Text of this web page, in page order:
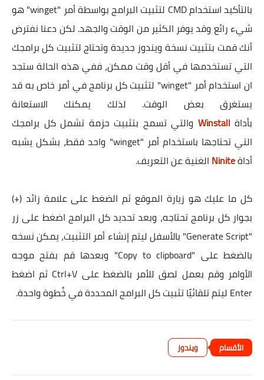
بالتأكيد استخدام CMD لتثبيت البرامج بواسطة أمر "winget" هو
شيء رائع وقد يوفر الكثير من الوقت والجهد. لكن دعنا نفترض
أنك قمت بتثبيت نسخة ويندوز جديدة وتحتاج لتثبيت كل برامجك
التي تستخدمها في أقل وقت ممكن، ففي هذه الحالة ستجد
ان استخدام أمر "winget" لتثبيت كل برنامج في أمر خاص به قد
يستغرق بعض الوقت. لذلك يمكنك الاستعانة
بأداةWinstall والتي تسمح بتثبيت حزمة تشمل كل برامجك
التي تحتاجها باستخدام أمر "winget" واحد فقط، بشكل يشبه
أداةNinite الغنية عن التعريف.
كل ما عليك هو زيارة الموقع ثم الضغط على علامة زائد (+)
بجوار كل برنامج تحتاجه، وبعد تحديد كل البرامج اضغط على زر
"Generate Script" بالأسفل ليتم إنشاء أمر التثبيت، يمكن نسخه
بالضغط على "Copy to clipboard" وبعدها قم بفتح موجه
الأوامر وقم بعمل لصق للأمر بالضغط على Ctrl+V ثم اضغط
Enter ليتم تلقائيًا تثبيت كل البرامج المحددة في خُطوة واحدة.
ويندوز